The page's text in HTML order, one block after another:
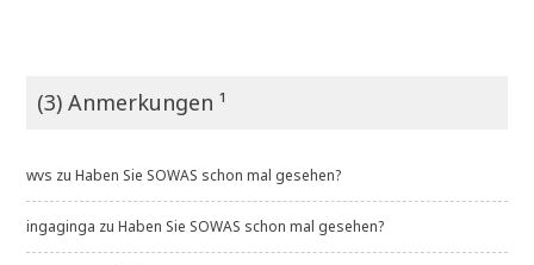
(3) Anmerkungen ¹
wvs zuHaben Sie SOWAS schon mal gesehen?
ingaginga zuHaben Sie SOWAS schon mal gesehen?